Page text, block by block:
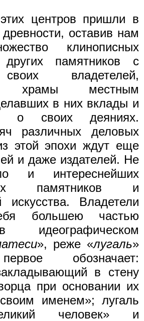
центров пришли в
оставив нам
клинописных
памятников с
владетелей,
храмы местным
в них вклады и
о своих деяниях.
различных деловых
этой эпохи ждут еще
и даже издателей. Не
и интереснейших
памятников и
искусства. Владетели
большею частью
», реже «лугаль»
обозначает:
в стену
при основании их
именем»; лугаль
человек» и